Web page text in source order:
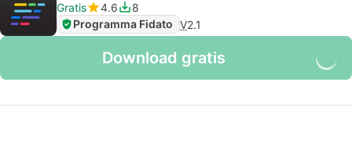
Gratis
4.6
8
Programma Fidato V2.1
Download gratis